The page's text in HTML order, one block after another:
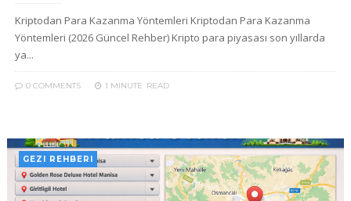
Kriptodan Para Kazanma Yöntemleri Kriptodan Para Kazanma
Yöntemleri (2026 Güncel Rehber) Kripto para piyasası son yıllarda
ya...
0 COMMENTS 1 MINUTE READ
GEZI REHBERI